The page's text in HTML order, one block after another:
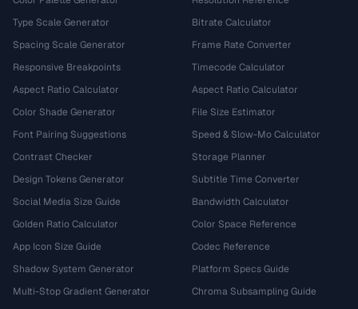
Type Scale Generator
Spacing Scale Generator
Responsive Breakpoints
Aspect Ratio Calculator
Color Shade Generator
Font Pairing Suggestions
Contrast Checker
Design Tokens Generator
Social Media Size Guide
Golden Ratio Calculator
App Icon Size Guide
Shadow System Generator
Multi-Stop Gradient Generator
Bitrate Calculator
Frame Rate Converter
Timecode Calculator
Aspect Ratio Calculator
File Size Estimator
Speed & Slow-Mo Calculator
Storage Planner
Subtitle Time Converter
Bandwidth Calculator
Color Space Reference
Codec Reference
Platform Specs Guide
Chroma Subsampling Guide